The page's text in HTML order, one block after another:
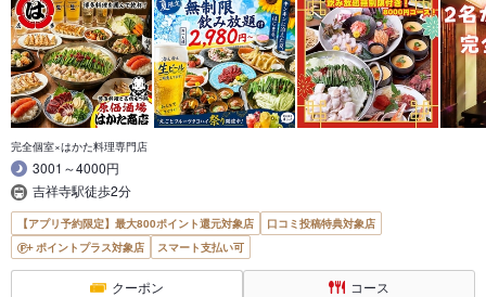
完全個室×はかた料理専門店
3001～4000円
吉祥寺駅徒歩2分
【アプリ予約限定】最大800ポイント還元対象店
口コミ投稿特典対象店
ポイントプラス対象店
スマート支払い可
クーポン コース